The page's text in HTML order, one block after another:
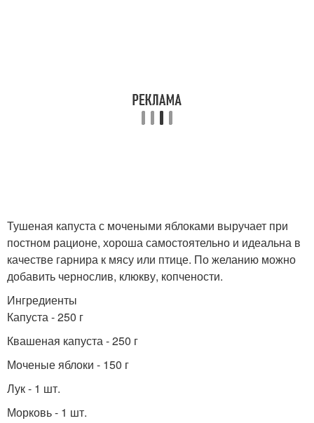
Кочаны с яблоками Яблоки в ведре
Капуста в банке
Литровая банка
Тушеная капуста с мочеными яблоками выручает при
постном рационе, хороша самостоятельно и идеальна в
качестве гарнира к мясу или птице. По желанию можно
добавить чернослив, клюкву, копчености.
Ингредиенты
Капуста - 250 г
Квашеная капуста - 250 г
Моченые яблоки - 150 г
Лук - 1 шт.
Морковь - 1 шт.